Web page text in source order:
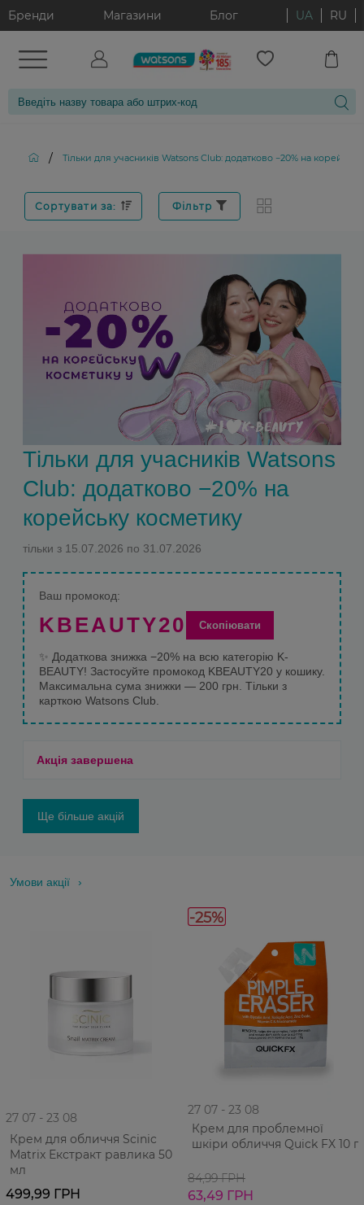
Бренди Магазини Блог UA RU
/ Тільки для учасників Watsons Club: додатково −20% на
Сортувати за: Фільтр
Тільки для учасників Watsons
Club: додатково −20% на
корейську косметику
тільки з 15.07.2026 по 31.07.2026
Ваш промокод:
KBEAUTY20 Скопіювати
✨ Додаткова знижка −20% на всю категорію K-
BEAUTY! Застосуйте промокод KBEAUTY20 у кошику.
Максимальна сума знижки — 200 грн. Тільки з
карткою Watsons Club.
Акція завершена
Ще більше акцій
Умови акції
27 07 - 23 08
Крем для обличчя Scinic
Matrix Екстракт равлика 50
мл
499,99 ГРН
-25%
27 07 - 23 08
Крем для проблемної
шкіри обличчя Quick FX 10 г
84,99 ГРН
63,49 ГРН